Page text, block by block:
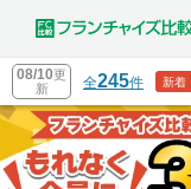
08/10更
新
全245件 新着